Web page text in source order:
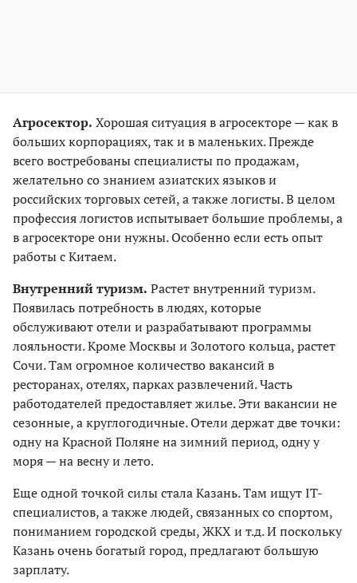
Агросектор. Хорошая ситуация в агросекторе — как в
больших корпорациях, так и в маленьких. Прежде
всего востребованы специалисты по продажам,
желательно со знанием азиатских языков и
российских торговых сетей, а также логисты. В целом
профессия логистов испытывает большие проблемы, а
в агросекторе они нужны. Особенно если есть опыт
работы с Китаем.
Внутренний туризм. Растет внутренний туризм.
Появилась потребность в людях, которые
обслуживают отели и разрабатывают программы
лояльности. Кроме Москвы и Золотого кольца, растет
Сочи. Там огромное количество вакансий в
ресторанах, отелях, парках развлечений. Часть
работодателей предоставляет жилье. Эти вакансии не
сезонные, а круглогодичные. Отели держат две точки:
одну на Красной Поляне на зимний период, одну у
моря — на весну и лето.
Еще одной точкой силы стала Казань. Там ищут IT-
специалистов, а также людей, связанных со спортом,
пониманием городской среды, ЖКХ и т.д. И поскольку
Казань очень богатый город, предлагают большую
зарплату.